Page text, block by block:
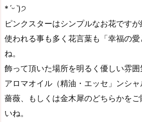
*ˊᵕˋ)੭
ピンクスターはシンプルなお花です
使われる事も多く花言葉も「幸福の
ね。
飾って頂いた場所を明るく優しい雰
アロマオイル（精油・エッセ」ンシ
薔薇、もしくは金木犀のどちらかを
いね。